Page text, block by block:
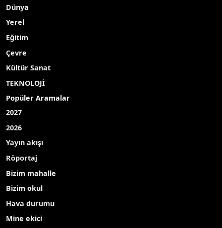
Dünya
Yerel
Eğitim
Çevre
Kültür Sanat
TEKNOLOJİ
Popüler Aramalar
2027
2026
Yayın akışı
Röportaj
Bizim mahalle
Bizim okul
Hava durumu
Mine ekici